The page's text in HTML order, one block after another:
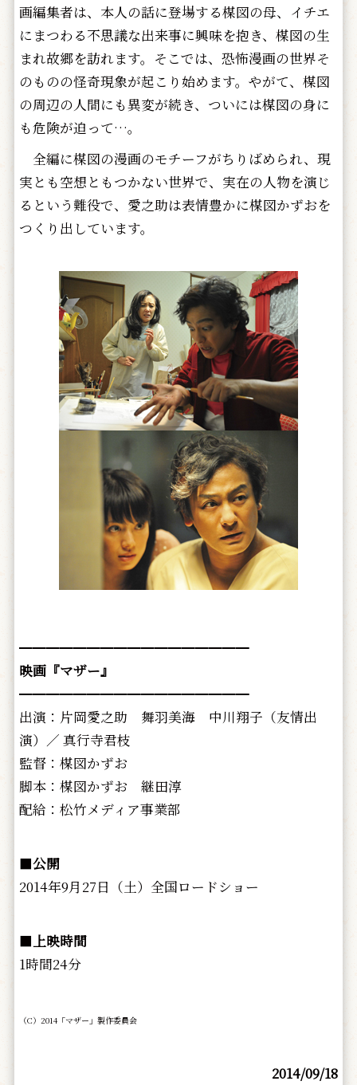
画編集者は、本人の話に登場する楳図の母、イチエ
にまつわる不思議な出来事に興味を抱き、楳図の生
まれ故郷を訪れます。そこでは、恐怖漫画の世界そ
のものの怪奇現象が起こり始めます。やがて、楳図
の周辺の人間にも異変が続き、ついには楳図の身に
も危険が迫って…。
全編に楳図の漫画のモチーフがちりばめられ、現
実とも空想ともつかない世界で、実在の人物を演じ
るという難役で、愛之助は表情豊かに楳図かずおを
つくり出しています。
━━━━━━━━━━━━━━━━━
映画『マザー』
━━━━━━━━━━━━━━━━━
出演：片岡愛之助 舞羽美海 中川翔子（友情出
演）／ 真行寺君枝
監督：楳図かずお
脚本：楳図かずお 継田淳
配給：松竹メディア事業部
■公開
2014年9月27日（土）全国ロードショー
■上映時間
1時間24分
（C）2014「マザー」製作委員会
2014/09/18